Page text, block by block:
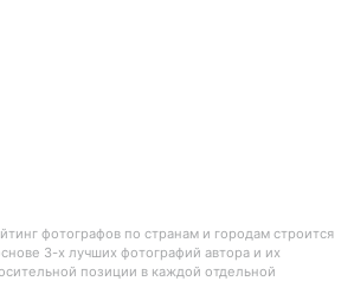
фотографов по странам и городам строится
3-х лучших фотографий автора и их
позиции в каждой отдельной